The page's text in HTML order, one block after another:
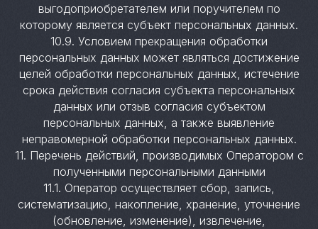
выгодоприобретателем или поручителем по
которому является субъект персональных данных.
10.9. Условием прекращения обработки
персональных данных может являться достижение
целей обработки персональных данных, истечение
срока действия согласия субъекта персональных
данных или отзыв согласия субъектом
персональных данных, а также выявление
неправомерной обработки персональных данных.
11. Перечень действий, производимых Оператором с
полученными персональными данными
11.1. Оператор осуществляет сбор, запись,
систематизацию, накопление, хранение, уточнение
(обновление, изменение), извлечение,